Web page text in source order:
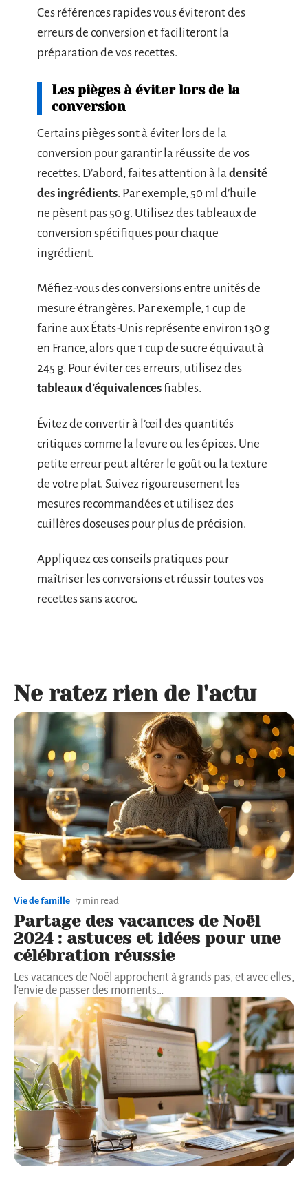
Ces références rapides vous éviteront des
erreurs de conversion et faciliteront la
préparation de vos recettes.
Les pièges à éviter lors de la
conversion
Certains pièges sont à éviter lors de la
conversion pour garantir la réussite de vos
recettes. D’abord, faites attention à la densité
des ingrédients. Par exemple, 50 ml d’huile
ne pèsent pas 50 g. Utilisez des tableaux de
conversion spécifiques pour chaque
ingrédient.
Méfiez-vous des conversions entre unités de
mesure étrangères. Par exemple, 1 cup de
farine aux États-Unis représente environ 130 g
en France, alors que 1 cup de sucre équivaut à
245 g. Pour éviter ces erreurs, utilisez des
tableaux d’équivalencesfiables.
Évitez de convertir à l’œil des quantités
critiques comme la levure ou les épices. Une
petite erreur peut altérer le goût ou la texture
de votre plat. Suivez rigoureusement les
mesures recommandées et utilisez des
cuillères doseuses pour plus de précision.
Appliquez ces conseils pratiques pour
maîtriser les conversions et réussir toutes vos
recettes sans accroc.
Ne ratez rien de l'actu
Vie de famille 7 min read
Partage des vacances de Noël
2024 : astuces et idées pour une
célébration réussie
Les vacances de Noël approchent à grands pas, et avec elles,
l'envie de passer des moments…